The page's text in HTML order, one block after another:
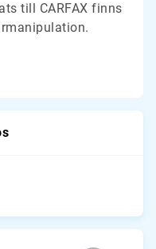
till CARFAX finns